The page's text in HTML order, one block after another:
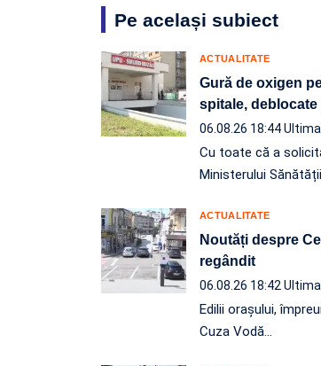
Pe același subiect
ACTUALITATE
Gură de oxigen
spitale, deblocate
06.08.26 18:44
Cu toate că a
Ministerului
ACTUALITATE
Noutăți despre
regândit
06.08.26 18:42
Edilii orașului,
Cuza Vodă…